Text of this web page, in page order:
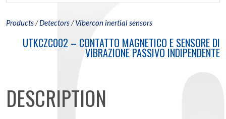
Products/Detectors/Vibercon inertial sensors
UTKCZC002 – CONTATTO MAGNETICO E SENSORE DI
VIBRAZIONE PASSIVO INDIPENDENTE
DESCRIPTION